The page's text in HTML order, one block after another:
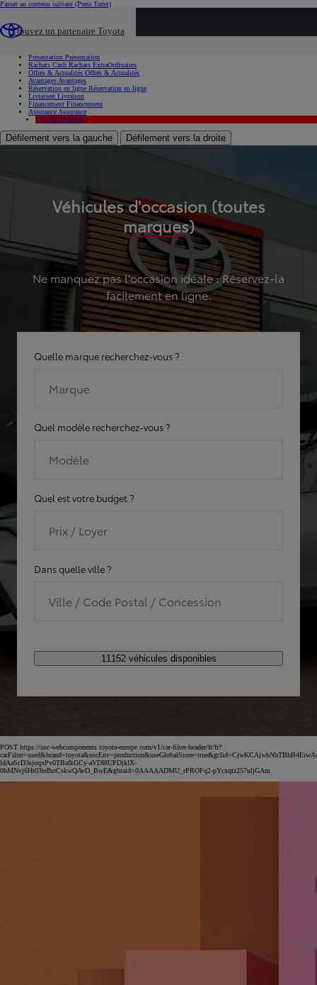
Passer au contenu suivant (Press Enter)
Trouvez un partenaire Toyota
Présentation Présentation
Rachats Cash Rachats ExtraOrdinaires
Offres & Actualités Offres & Actualités
Avantages Avantages
Réservation en ligne Réservation en ligne
Livraison Livraison
Financement Financement
Assurance Assurance
Hybride Hybride
Défilement vers la gauche Défilement vers la droite
Véhicules d'occasion (toutes
marques)
Ne manquez pas l'occasion idéale : Réservez-la
facilement en ligne.
Quelle marque recherchez-vous ?
Marque
Quel modèle recherchez-vous ?
Modèle
Quel est votre budget ?
Prix / Loyer
Dans quelle ville ?
Ville / Code Postal / Concession
11152 véhicules disponibles
POST https://usc-webcomponents.toyota-europe.com/v1/car-filter-header/fr/fr?
ldAaScD3sjoqxPv0TBafkGCy-aVDI8UPDjklX-
0hMNvj6Hr03teIhoCskwQAvD_BwE&gbraid=0AAAAADMU_rPROFq2-pYcxqtz257uljGAm